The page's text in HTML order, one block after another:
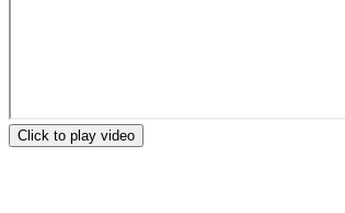
Click to play video